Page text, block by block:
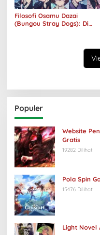
Filosofi Osamu Dazai
(Bungou Stray Dogs): Di
Populer
Website
Gratis
19282 Dilihat
Pola Spin
15476 Dilihat
Light Novel